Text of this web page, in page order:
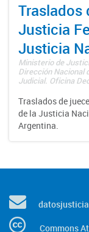
Traslados
Justicia
Justicia
Ministerio de
Dirección Nacional
Judicial. Oficina
Traslados de
de la Justicia
Argentina.
Commons